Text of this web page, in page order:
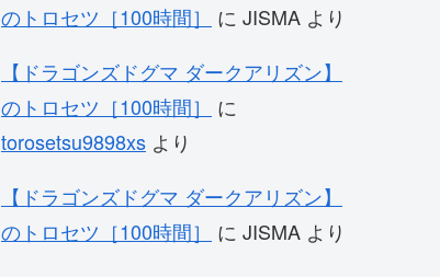
のトロセツ［100時間］
に JISMA より
【ドラゴンズドグマ ダークアリズン】
のトロセツ［100時間］
に
torosetsu9898xs より
【ドラゴンズドグマ ダークアリズン】
のトロセツ［100時間］
に JISMA より